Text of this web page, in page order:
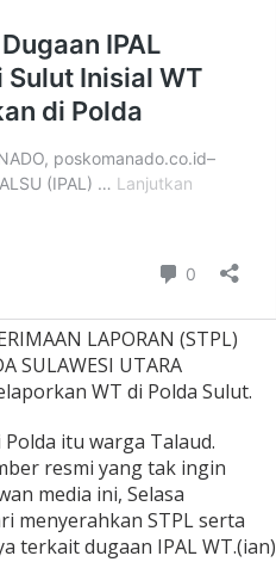
LAPORAN (STPL)
SULAWESI UTARA
WT di Polda Sulut.
itu warga Talaud.
resmi yang tak ingin
media ini, Selasa
menyerahkan STPL serta
terkait dugaan IPAL WT.(ian)